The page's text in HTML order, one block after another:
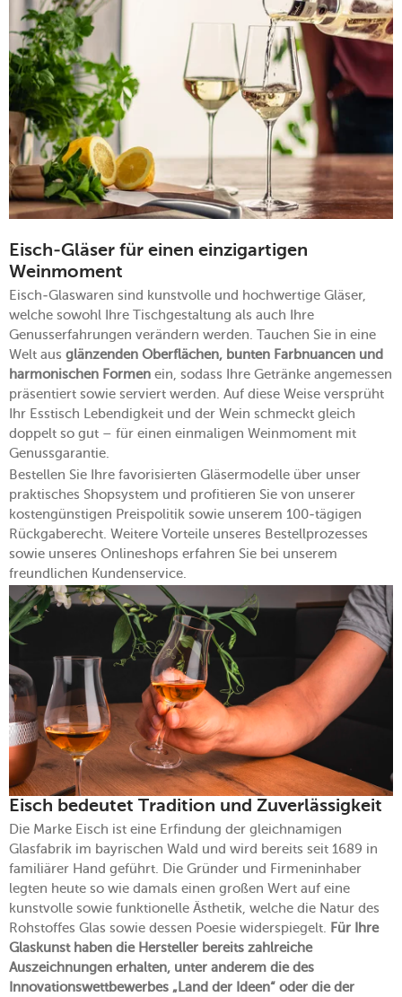
Eisch-Gläser für einen einzigartigen
Weinmoment
Eisch-Glaswaren sind kunstvolle und hochwertige Gläser,
welche sowohl Ihre Tischgestaltung als auch Ihre
Genusserfahrungen verändern werden. Tauchen Sie in eine
Welt aus glänzenden Oberflächen, bunten Farbnuancen und
harmonischen Formen ein, sodass Ihre Getränke angemessen
präsentiert sowie serviert werden. Auf diese Weise versprüht
Ihr Esstisch Lebendigkeit und der Wein schmeckt gleich
doppelt so gut – für einen einmaligen Weinmoment mit
Genussgarantie.
Bestellen Sie Ihre favorisierten Gläsermodelle über unser
praktisches Shopsystem und profitieren Sie von unserer
kostengünstigen Preispolitik sowie unserem 100-tägigen
Rückgaberecht. Weitere Vorteile unseres Bestellprozesses
sowie unseres Onlineshops erfahren Sie bei unserem
freundlichen Kundenservice.
Eisch bedeutet Tradition und Zuverlässigkeit
Die Marke Eisch ist eine Erfindung der gleichnamigen
Glasfabrik im bayrischen Wald und wird bereits seit 1689 in
familiärer Hand geführt. Die Gründer und Firmeninhaber
legten heute so wie damals einen großen Wert auf eine
kunstvolle sowie funktionelle Ästhetik, welche die Natur des
Rohstoffes Glas sowie dessen Poesie widerspiegelt. Für Ihre
Glaskunst haben die Hersteller bereits zahlreiche
Auszeichnungen erhalten, unter anderem die des
Innovationswettbewerbes „Land der Ideen“ oder die der